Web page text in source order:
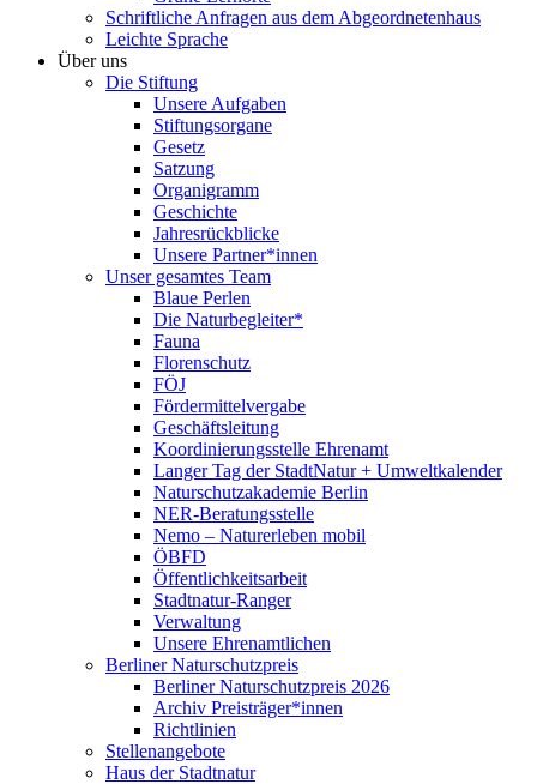
Schriftliche Anfragen aus dem Abgeordnetenhaus
Leichte Sprache
Über uns
Die Stiftung
Unsere Aufgaben
Stiftungsorgane
Gesetz
Satzung
Organigramm
Geschichte
Jahresrückblicke
Unsere Partner*innen
Unser gesamtes Team
Blaue Perlen
Die Naturbegleiter*
Fauna
Florenschutz
FÖJ
Fördermittelvergabe
Geschäftsleitung
Koordinierungsstelle Ehrenamt
Langer Tag der StadtNatur + Umweltkalender
Naturschutzakademie Berlin
NER-Beratungsstelle
Nemo – Naturerleben mobil
ÖBFD
Öffentlichkeitsarbeit
Stadtnatur-Ranger
Verwaltung
Unsere Ehrenamtlichen
Berliner Naturschutzpreis
Berliner Naturschutzpreis 2026
Archiv Preisträger*innen
Richtlinien
Stellenangebote
Haus der Stadtnatur